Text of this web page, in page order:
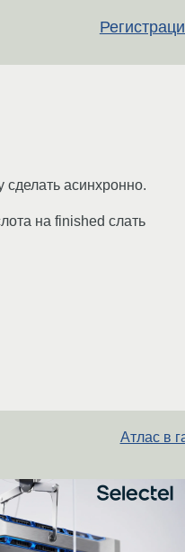
асинхронно.
на finished слать
Атлас в